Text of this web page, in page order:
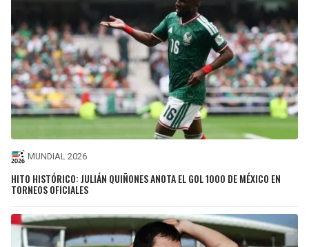
MUNDIAL 2026
HITO HISTÓRICO: JULIÁN QUIÑONES ANOTA EL GOL 1000 DE MÉXICO EN
TORNEOS OFICIALES